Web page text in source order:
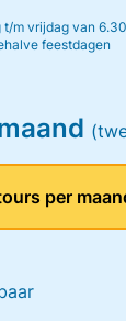
t/m vrijdag van
feestdagen
per